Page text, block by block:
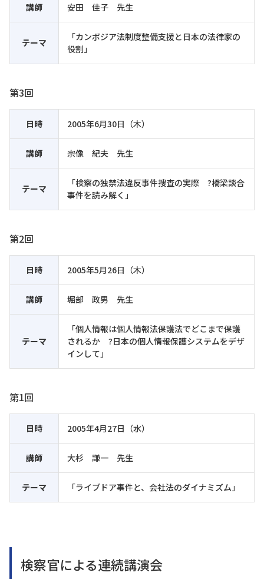
講師 安田 佳子 先生
テーマ
「カンボジア法制度整備支援と日本の法律家の
役割」
第3回
日時 2005年6月30日（木）
講師 宗像 紀夫 先生
テーマ
「検察の独禁法違反事件捜査の実際 ?橋梁談合
事件を読み解く」
第2回
日時 2005年5月26日（木）
講師 堀部 政男 先生
テーマ
「個人情報は個人情報法保護法でどこまで保護
されるか ?日本の個人情報保護システムをデザ
インして」
第1回
日時 2005年4月27日（水）
講師 大杉 謙一 先生
テーマ 「ライブドア事件と、会社法のダイナミズム」
検察官による連続講演会